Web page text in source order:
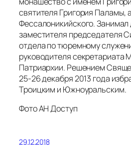
святителя Григория Паламы,
Фессалоникийского.
заместителя председателя
отдела по тюремному
руководителя секретариата
Патриархии. Решением
25-26 декабря 2013 года
Троицким и Южноуральским.
Фото АН Доступ
29.12.2018